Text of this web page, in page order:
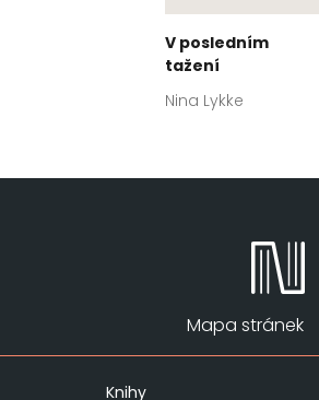
V posledním
tažení
Nina Lykke
Mapa stránek
Knihy